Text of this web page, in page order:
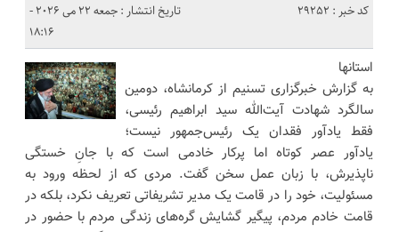
کد خبر : 29252
تاریخ انتشار : جمعه 22 می 2026 -
18:16
استانها
به گزارش خبرگزاری تسنیم از کرمانشاه، دومین
سالگرد شهادت آیت‌الله سید ابراهیم رئیسی،
فقط یادآور فقدان یک رئیس‌جمهور نیست؛
یادآور عصر کوتاه اما پرکار خادمی است که با جانِ خستگی
‌ناپذیرش، با زبان عمل سخن گفت. مردی که از لحظه‌ ورود به
مسئولیت، خود را در قامت یک مدیر تشریفاتی تعریف نکرد، بلکه در
قامت خادم مردم، پیگیر گشایش گره‌های زندگی مردم با حضور در